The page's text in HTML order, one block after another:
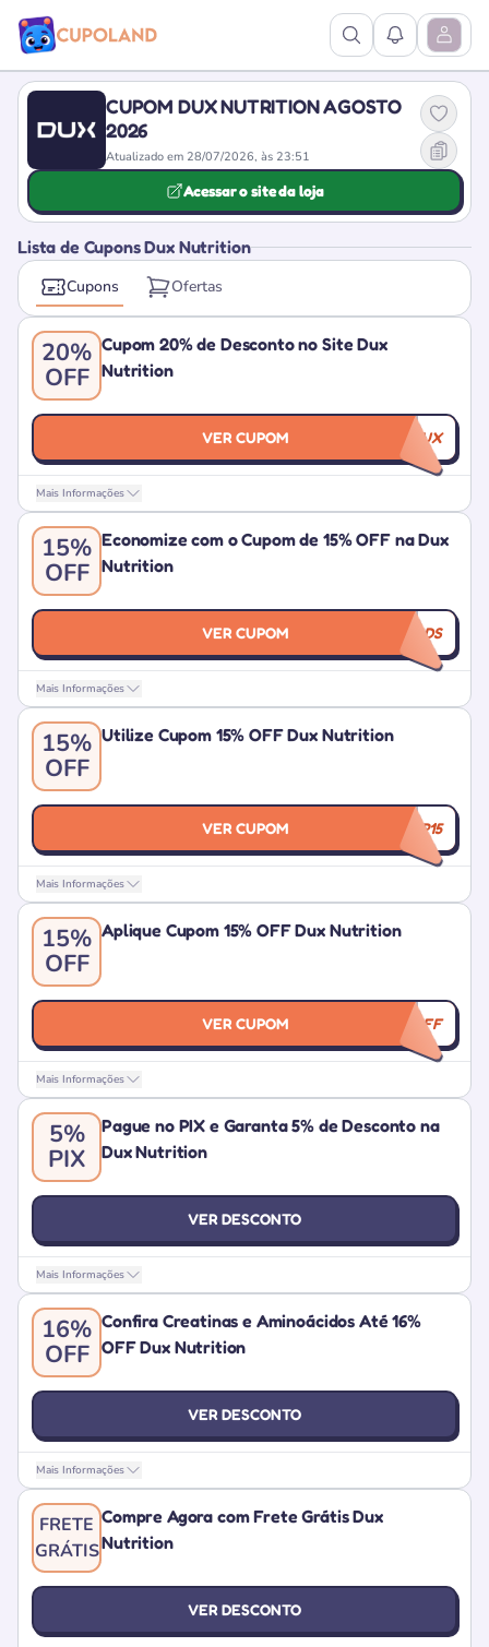
Ver Pesquisa
Ver Abrir
CUPOM DUX NUTRITION AGOSTO
2026
Atualizado em 28/07/2026, às 23:51
Acessar o site da loja
Lista de Cupons Dux Nutrition
Cupons Ofertas
20%
OFF
Cupom 20% de Desconto no Site Dux
Nutrition
VER CUPOM EMAILDUX
Mais Informações
15%
OFF
Economize com o Cupom de 15% OFF na Dux
Nutrition
VER CUPOM CITYADS
Mais Informações
15%
OFF
Utilize Cupom 15% OFF Dux Nutrition
VER CUPOM CLIENTEVIP15
Mais Informações
15%
OFF
Aplique Cupom 15% OFF Dux Nutrition
VER CUPOM CITYADS15OFF
Mais Informações
5%
PIX
Pague no PIX e Garanta 5% de Desconto na
Dux Nutrition
VER DESCONTO
Mais Informações
16%
OFF
Confira Creatinas e Aminoácidos Até 16%
OFF Dux Nutrition
VER DESCONTO
Mais Informações
FRETE
GRÁTIS
Compre Agora com Frete Grátis Dux
Nutrition
VER DESCONTO